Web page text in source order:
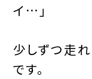
イ…」
少しずつ走
です。